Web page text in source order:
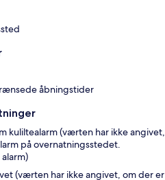
åbningstider
kuliltealarm (værten har ikke angivet,
på overnatningsstedet.
(værten har ikke angivet, om der er